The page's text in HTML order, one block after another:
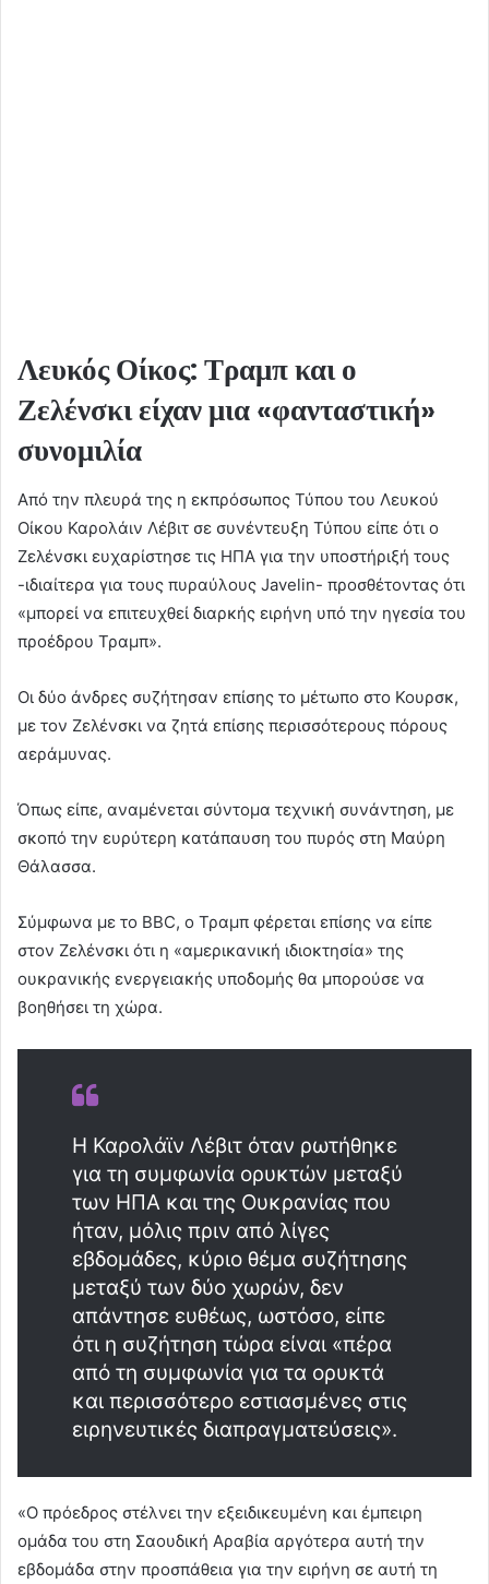
Λευκός Οίκος: Τραμπ και ο
Ζελένσκι είχαν μια «φανταστική»
συνομιλία
Από την πλευρά της η εκπρόσωπος Τύπου του Λευκού
Οίκου Καρολάιν Λέβιτ σε συνέντευξη Τύπου είπε ότι ο
Ζελένσκι ευχαρίστησε τις ΗΠΑ για την υποστήριξή τους
-ιδιαίτερα για τους πυραύλους Javelin- προσθέτοντας ότι
«μπορεί να επιτευχθεί διαρκής ειρήνη υπό την ηγεσία του
προέδρου Τραμπ».
Οι δύο άνδρες συζήτησαν επίσης το μέτωπο στο Κουρσκ,
με τον Ζελένσκι να ζητά επίσης περισσότερους πόρους
αεράμυνας.
Όπως είπε, αναμένεται σύντομα τεχνική συνάντηση, με
σκοπό την ευρύτερη κατάπαυση του πυρός στη Μαύρη
Θάλασσα.
Σύμφωνα με το BΒC, ο Τραμπ φέρεται επίσης να είπε
στον Ζελένσκι ότι η «αμερικανική ιδιοκτησία» της
ουκρανικής ενεργειακής υποδομής θα μπορούσε να
βοηθήσει τη χώρα.
Η Καρολάϊν Λέβιτ όταν ρωτήθηκε
για τη συμφωνία ορυκτών μεταξύ
των ΗΠΑ και της Ουκρανίας που
ήταν, μόλις πριν από λίγες
εβδομάδες, κύριο θέμα συζήτησης
μεταξύ των δύο χωρών, δεν
απάντησε ευθέως, ωστόσο, είπε
ότι η συζήτηση τώρα είναι «πέρα
από τη συμφωνία για τα ορυκτά
και περισσότερο εστιασμένες στις
ειρηνευτικές διαπραγματεύσεις».
«Ο πρόεδρος στέλνει την εξειδικευμένη και έμπειρη
ομάδα του στη Σαουδική Αραβία αργότερα αυτή την
εβδομάδα στην προσπάθεια για την ειρήνη σε αυτή τη